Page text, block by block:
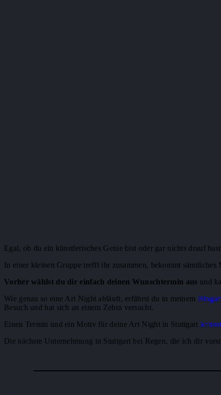
Egal, ob du ein künstlerisches Genie bist oder gar nichts drauf
In einer kleinen Gruppe trefft ihr zusammen, bekommt
Vorher wählst du dir einfach deinen Wunschtermin aus und
Wie genau so eine Art Night abläuft, erfährst du in meinem
Besuch und hat sich an einem Zebra versucht.
Einen Termin und ein Motiv für deine Art Night in Stuttgart
Die nächste Unternehmung in Stuttgart bei Regen, die ich dir